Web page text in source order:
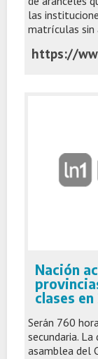
las
matrículas sin
Nación
clases
Serán 760
secundaria.
asamblea del